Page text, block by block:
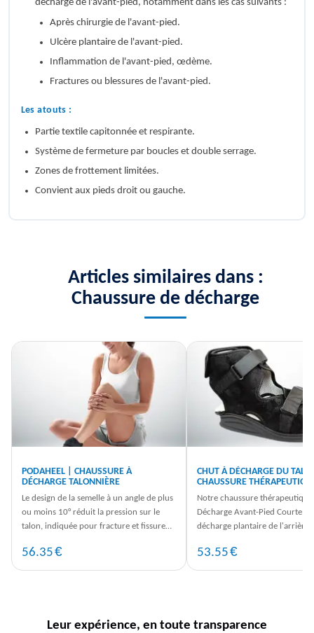
décharge de l'avant-pied, notamment dans les cas suivants :
Après chirurgie de l'avant-pied.
Ulcère plantaire de l'avant-pied.
Inflammation de l'avant-pied, œdème.
Fractures ou blessures de l'avant-pied.
Les atouts :
Partie textile capitonnée et respirante.
Système de fermeture par boucles et double serrage.
Zones de frottement limitées.
Convient aux pieds droit ou gauche.
Articles similaires dans :
Chaussure de décharge
PODAHEEL | CHAUSSURE À
DÉCHARGE TALONNIÈRE
Le design de la semelle à un angle de plus
ou moins 10° réduit la pression sur le
talon, indiquée pour fracture et fissure
56.35€
CHUT À DÉCHARGE DU
CHAUSSURE
Notre chaussure thérapeutique
Décharge Avant-Pied Courte
décharge plantaire de l'arrière-
53.55€
Leur expérience, en toute transparence